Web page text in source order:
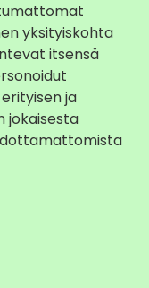
yksityiskohta
itsensä
ja
jokaisesta